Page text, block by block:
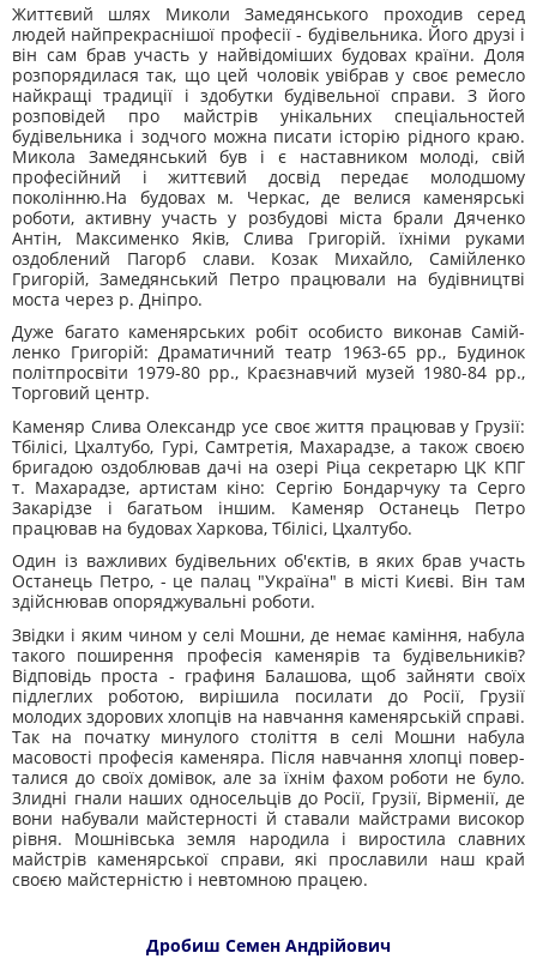
Життєвий шлях Миколи Замедянського проходив серед
людей найпрекраснішої професії - будівельника. Його друзі і
він сам брав участь у найвідоміших будовах країни. Доля
розпо­рядилася так, що цей чоловік увібрав у своє ремесло
найкращі традиції і здобутки будівельної справи. З його
розповідей про майстрів унікальних спеціальностей
будівельника і зодчого можна писати історію рідного краю.
Микола Замедянський був і є наставником молоді, свій
професійний і життєвий досвід пе­редає молодшому
поколінню.На будовах м. Черкас, де велися каменярські
роботи, актив­ну участь у розбудові міста брали Дяченко
Антін, Максименко Яків, Слива Григорій. їхніми руками
оздоблений Пагорб слави. Козак Михайло, Самійленко
Григорій, Замедянський Пе­тро працювали на будівництві
моста через р. Дніпро.
Дуже багато каменярських робіт особисто виконав Самій­
ленко Григорій: Драматичний театр 1963-65 рр., Будинок
політпросвіти 1979-80 рр., Краєзнавчий музей 1980-84 рр.,
Торго­вий центр.
Каменяр Слива Олександр усе своє життя працював у Грузії:
Тбілісі, Цхалтубо, Гурі, Самтретія, Махарадзе, а також своєю
бри­гадою оздоблював дачі на озері Ріца секретарю ЦК КПГ
т. Маха­радзе, артистам кіно: Сергію Бондарчуку та Серго
Закарідзе і ба­гатьом іншим. Каменяр Останець Петро
працював на будовах Харкова, Тбілісі, Цхалтубо.
Один із важливих будівельних об'єктів, в яких брав участь
Останець Петро, - це палац "Україна" в місті Києві. Він там
здійснював опоряджувальні роботи.
Звідки і яким чином у селі Мошни, де немає каміння, набула
такого поширення професія каменярів та будівель­ників?
Відповідь проста - графиня Балашова, щоб зайняти своїх
підлеглих роботою, вирішила посилати до Росії, Грузії
молодих здорових хлопців на навчання каменярській спра­ві.
Так на початку минулого століття в селі Мошни набула
масовості професія каменяра. Після навчання хлопці повер­
талися до своїх домівок, але за їхнім фахом роботи не було.
Злидні гнали наших односельців до Росії, Грузії, Вірменії, де
вони набували майстерності й ставали майстрами високор
рівня. Мошнівська земля народила і виростила славних
майстрів каменярської справи, які прославили наш край
своєю майстерністю і невтомною працею.
Дробиш Семен Андрійович